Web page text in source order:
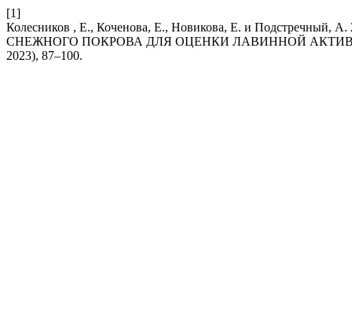
[1]
Колесников , Е., Коченова, Е., Новикова, Е. и
СНЕЖНОГО ПОКРОВА ДЛЯ ОЦЕНКИ ЛАВИННОЙ
2023), 87–100.